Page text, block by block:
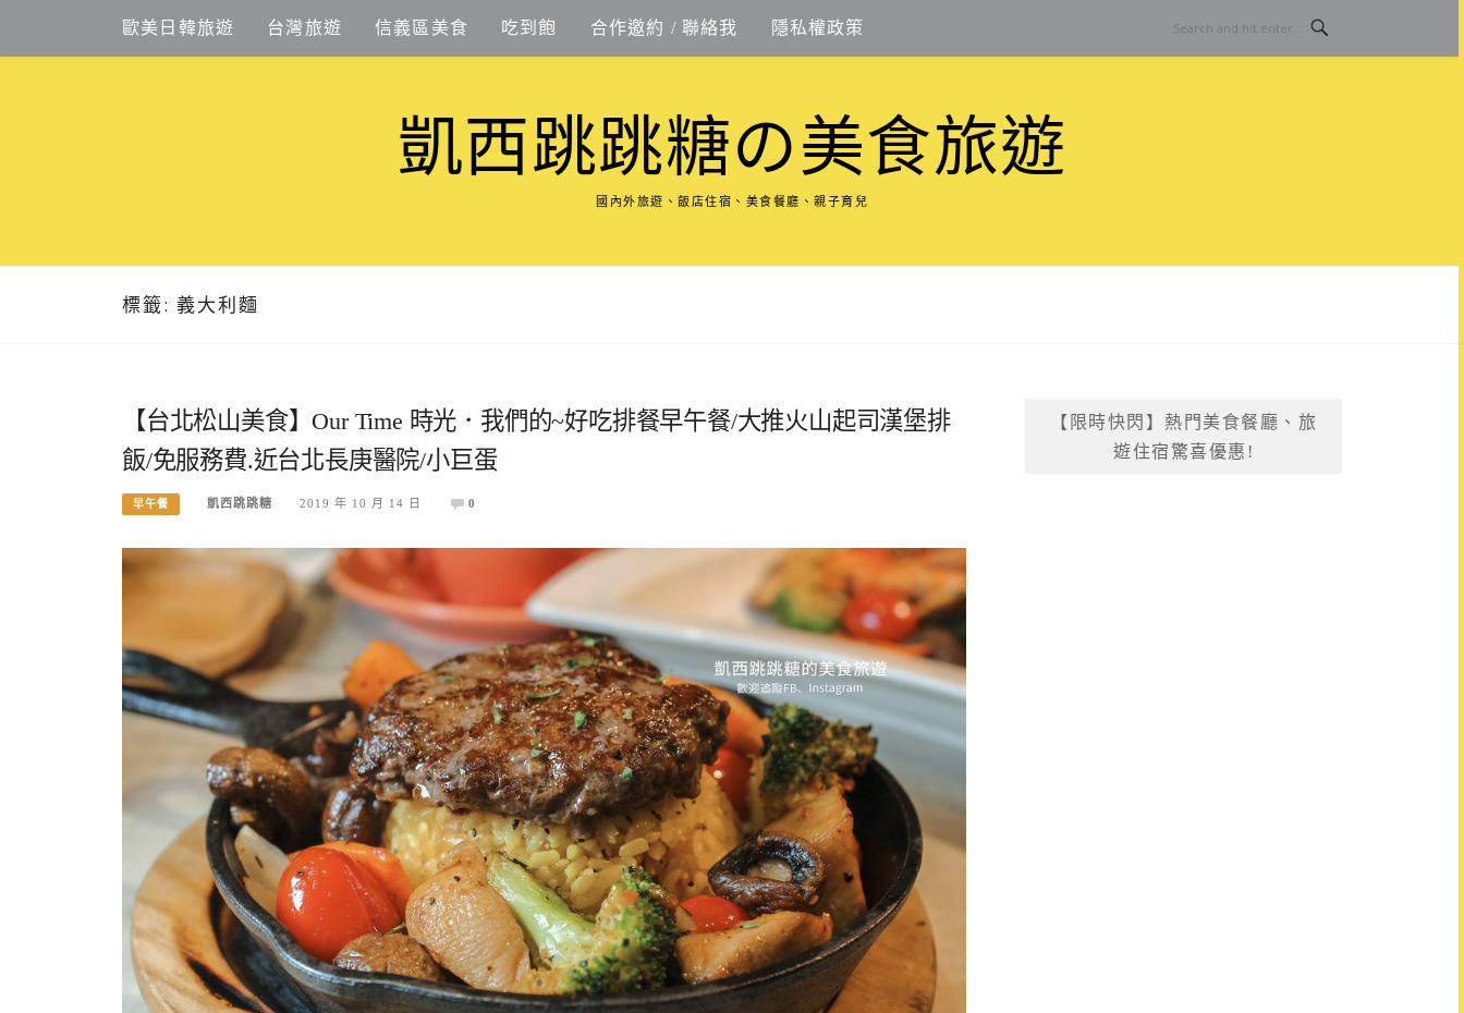
content
歐美日韓旅遊 台灣旅遊 信義區美食 吃到飽 合作邀約 / 聯絡我 隱私權政策
凱西跳跳糖の美食旅遊
國內外旅遊、飯店住宿、美食餐廳、親子育兒
標籤: 義大利麵
【台北松山美食】Our Time 時光．我們的~好吃排餐早午餐/大推火山起司漢堡排
飯/免服務費.近台北長庚醫院/小巨蛋
早午餐 凱西跳跳糖 2019 年 10 月 14 日 0
【限時快閃】熱門美食餐廳、旅
遊住宿驚喜優惠!